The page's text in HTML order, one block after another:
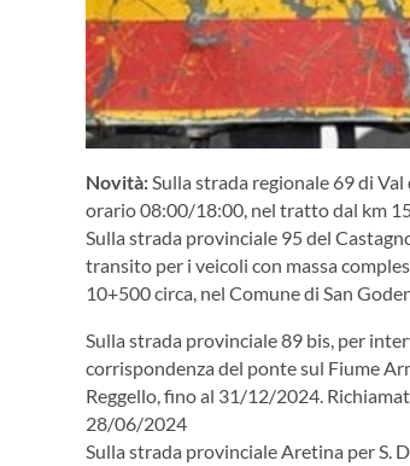
Novità:Sulla strada regionale 69 di
orario 08:00/18:00, nel tratto dal km
Sulla strada provinciale 95 del
transito per i veicoli con massa
10+500 circa, nel Comune di San
Sulla strada provinciale 89 bis, per
corrispondenza del ponte sul Fiume
Reggello, fino al 31/12/2024.
28/06/2024
Sulla strada provinciale Aretina per S.